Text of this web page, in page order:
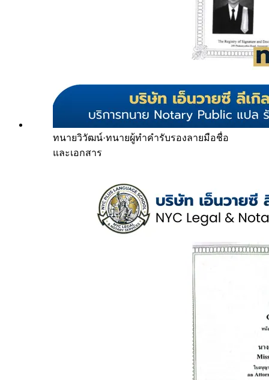
ทนายวิวัฒน์·ทนายผู้ทำคำรับรองลายมือชื่อ
และเอกสาร